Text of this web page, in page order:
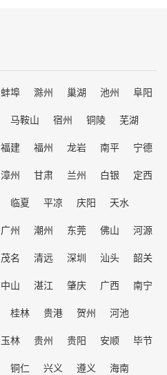
蚌埠 滁州 巢湖 池州
阜阳
马鞍山 宿州 铜陵
芜湖
福建 福州 龙岩 南平
宁德
漳州 甘肃 兰州 白银
定西
临夏 平凉 庆阳
天水
广州 潮州 东莞 佛山
河源
茂名 清远 深圳 汕头
韶关
中山 湛江 肇庆 广西
南宁
桂林 贵港 贺州
河池
玉林 贵州 贵阳 安顺
毕节
铜仁 兴义 遵义
海南